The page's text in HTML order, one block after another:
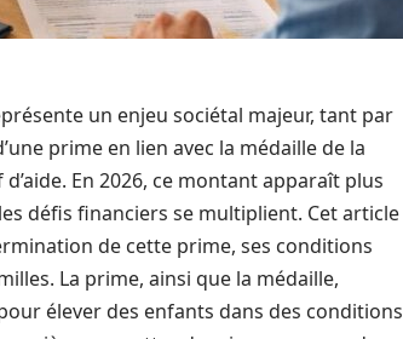
un enjeu sociétal majeur, tant par
prime en lien avec la médaille de la
En 2026, ce montant apparaît plus
défis financiers se multiplient. Cet article
de cette prime, ses conditions
La prime, ainsi que la médaille,
élever des enfants dans des conditions